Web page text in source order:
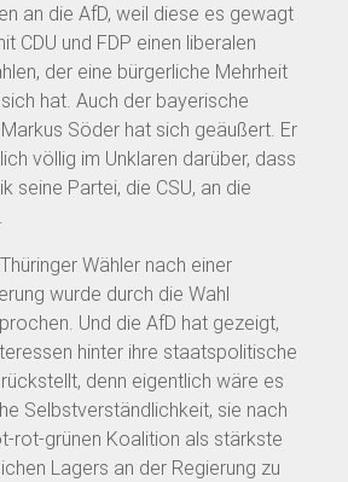
an die AfD, weil diese es gewagt
CDU und FDP einen liberalen
der eine bürgerliche Mehrheit
hat. Auch der bayerische
Söder hat sich geäußert. Er
völlig im Unklaren darüber, dass
seine Partei, die CSU, an die
Wähler nach einer
wurde durch die Wahl
Und die AfD hat gezeigt,
hinter ihre staatspolitische
denn eigentlich wäre es
Selbstverständlichkeit, sie nach
rot-grünen Koalition als stärkste
Lagers an der Regierung zu